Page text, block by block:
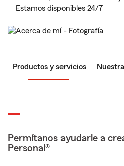
Estamos disponibles 24/7
Productos y servicios
Permítanos ayudarle a
Personal®